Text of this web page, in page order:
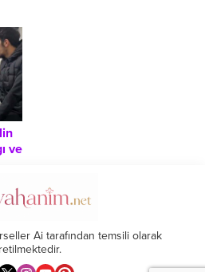
ve
Ai tarafından temsili olarak